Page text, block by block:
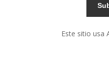
Este sitio usa